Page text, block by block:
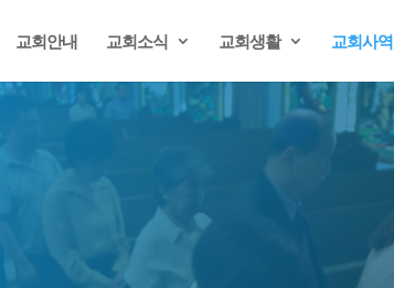
교회안내 교회소식 교회생활 교회사역